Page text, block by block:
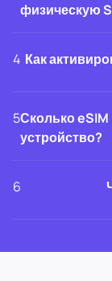
физическую
4 Как
5Сколько
устройство?
6